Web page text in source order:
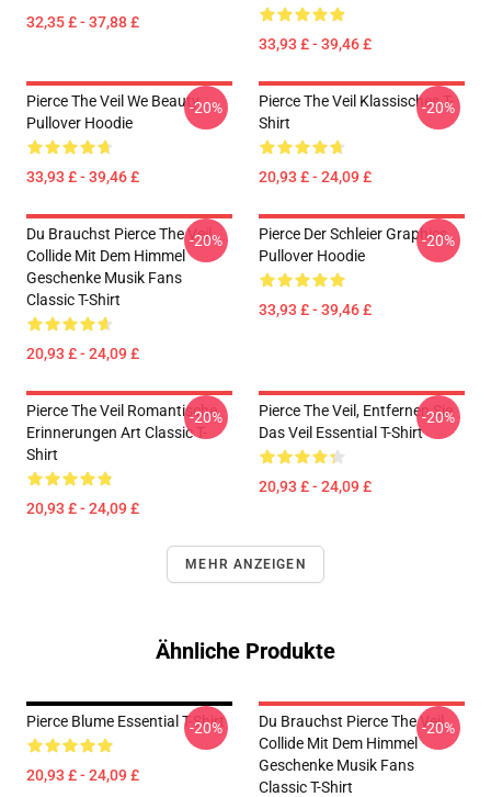
32,35 £ - 37,88 £
33,93 £ - 39,46 £
Pierce The Veil We Beauty
Pullover Hoodie
33,93 £ - 39,46 £
-20%
Pierce The Veil Klassisches T-
Shirt
20,93 £ - 24,09 £
-20%
Du Brauchst Pierce The Veil
Collide Mit Dem Himmel
Geschenke Musik Fans
Classic T-Shirt
20,93 £ - 24,09 £
-20%
Pierce Der Schleier Graphics
Pullover Hoodie
33,93 £ - 39,46 £
-20%
Pierce The Veil Romantische
Erinnerungen Art Classic T-
Shirt
20,93 £ - 24,09 £
-20%
Pierce The Veil, Entfernen Sie
Das Veil Essential T-Shirt
20,93 £ - 24,09 £
-20%
MEHR ANZEIGEN
Ähnliche Produkte
Pierce Blume Essential T-Shirt
20,93 £ - 24,09 £
-20%
Du Brauchst Pierce The Veil
Collide Mit Dem Himmel
Geschenke Musik Fans
Classic T-Shirt
-20%